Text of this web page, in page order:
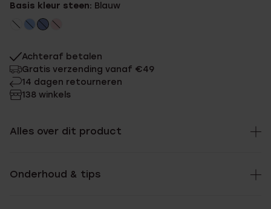
Basis kleur steen: Blauw
Achteraf betalen
Gratis verzending vanaf €49
14 dagen retourneren
138 winkels
Alles over dit product
Onderhoud & tips